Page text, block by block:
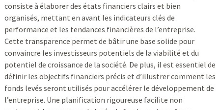
consiste à élaborer des états financiers clairs et bien
organisés, mettant en avant les indicateurs clés de
performance et les tendances financières de l’entreprise.
Cette transparence permet de bâtir une base solide pour
convaincre les investisseurs potentiels de la viabilité et du
potentiel de croissance de la société. De plus, il est essentiel de
définir les objectifs financiers précis et d’illustrer comment les
fonds levés seront utilisés pour accélérer le développement de
l’entreprise. Une planification rigoureuse facilite non